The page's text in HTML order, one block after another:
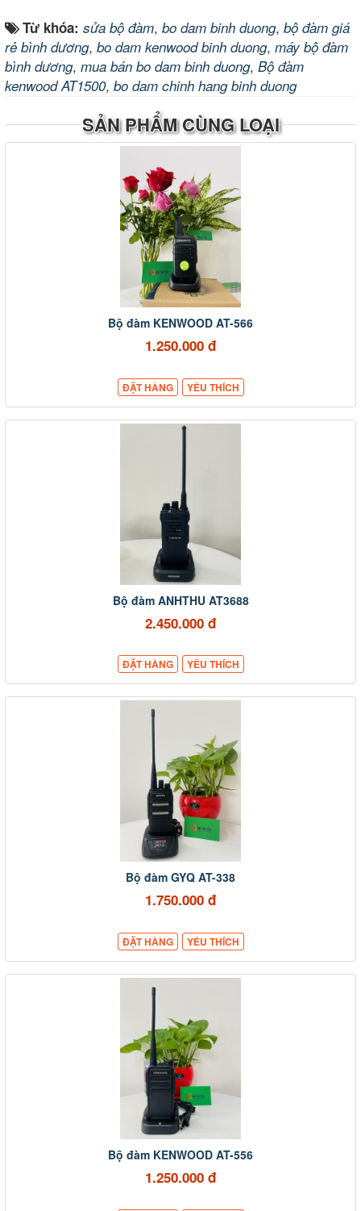
Từ khóa: sửa bộ đàm, bo dam binh duong, bộ đàm giá
rẻ bình dương, bo dam kenwood binh duong, máy bộ đàm
bình dương, mua bán bo dam binh duong, Bộ đàm
kenwood AT1500, bo dam chinh hang binh duong
SẢN PHẨM CÙNG LOẠI
Bộ đàm KENWOOD AT-566
1.250.000 đ
ĐẶT HÀNG YÊU THÍCH
Bộ đàm ANHTHU AT3688
2.450.000 đ
ĐẶT HÀNG YÊU THÍCH
Bộ đàm GYQ AT-338
1.750.000 đ
ĐẶT HÀNG YÊU THÍCH
Bộ đàm KENWOOD AT-556
1.250.000 đ